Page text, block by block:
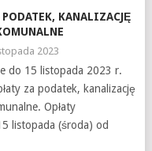
KANALIZACJĘ
2023
do 15 listopada 2023 r.
za podatek, kanalizację
Opłaty
listopada (środa) od